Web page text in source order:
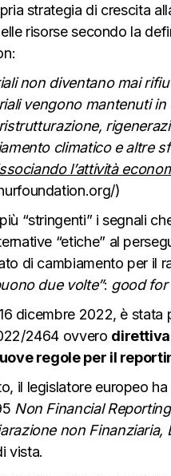
strategia di crescita
risorse secondo la
non diventano mai
vengono mantenuti
climatico e altre
l’attività
)
“stringenti” i segnali
“etiche” al
di cambiamento per il
due volte”: good for
dicembre 2022, è
2464 ovvero direttiva
regole per il
il legislatore europeo
Non Financial
non Finanziaria,
vista.